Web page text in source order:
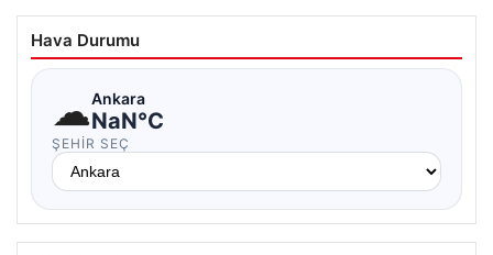
Hava Durumu
☁Ankara
NaN°C
ŞEHIR SEÇ